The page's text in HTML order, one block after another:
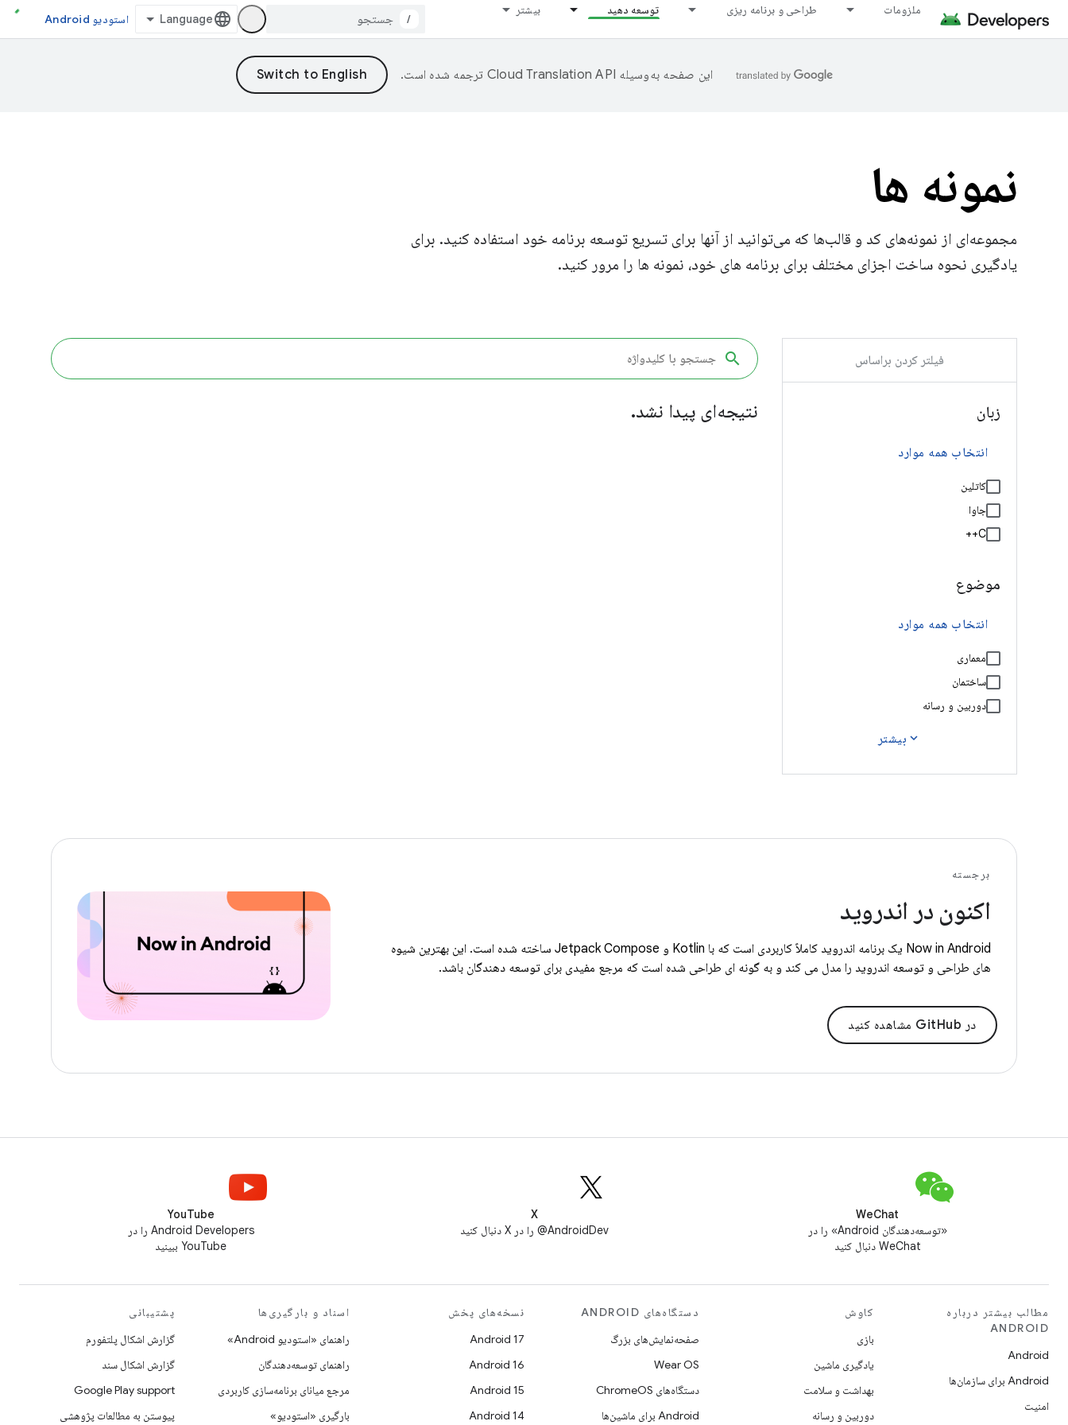
ملزومات طراحی و برنامه ریزی توسعه دهید بیشتر
/ استودیو Android
این صفحه به‌وسیله ترجمه شده است.
نمونه ها
مجموعه‌ای از نمونه‌های کد و قالب‌ها که می‌توانید از آنها برای تسریع توسعه برنامه خود استفاده کنید. برای
یادگیری نحوه ساخت اجزای مختلف برای برنامه های خود، نمونه ها را مرور کنید.
فیلتر کردن براساس
زبان
انتخاب همه موارد
کاتلین
جاوا
C++
موضوع
انتخاب همه موارد
معماری
ساختمان
دوربین و رسانه
expand_more بیشتر
نتیجه‌ای پیدا نشد.
برجسته
اکنون در اندروید
Now in Android یک برنامه اندروید کاملاً کاربردی است که با Kotlin و Jetpack Compose ساخته شده است. این بهترین شیوه
های طراحی و توسعه اندروید را مدل می کند و به گونه ای طراحی شده است که مرجع مفیدی برای توسعه دهندگان باشد.
در GitHub مشاهده کنید
WeChat
«توسعه‌دهندگان Android» را در
WeChat دنبال کنید
X
AndroidDev@ را در X دنبال کنید
YouTube
Android Developers را در
YouTube ببینید
مطالب بیشتر درباره
ANDROID
Android
Android برای سازمان‌ها
امنیت
کاوش
بازی
یادگیری ماشین
بهداشت و سلامت
دوربین و رسانه
دستگاه‌های ANDROID
صفحه‌نمایش‌های بزرگ
Wear OS
دستگاه‌های ChromeOS
Android برای ماشین‌ها
نسخه‌های پخش
Android 17
Android 16
Android 15
Android 14
اسناد و بارگیری‌ها
راهنمای «استودیو Android»
راهنمای توسعه‌دهندگان
مرجع میانای برنامه‌سازی کاربردی
بارگیری «استودیو»
پشتیبانی
گزارش اشکال پلتفورم
گزارش اشکال سند
Google Play support
پیوستن به مطالعات پژوهشی